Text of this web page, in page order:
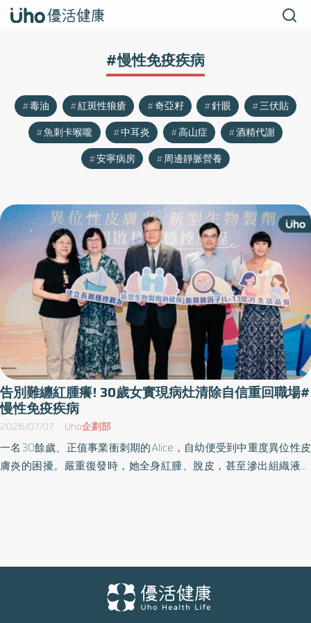
#慢性免疫疾病
毒油 紅斑性狼瘡 奇亞籽 針眼
三伏貼
魚刺卡喉嚨
中耳炎 高山症
酒精代謝
安寧病房
周邊靜脈營養
告別難纏紅腫癢! 30歲女實現病灶清除自信重回職場#
慢性免疫疾病
2026/07/07 Uho企劃部
一名30餘歲、正值事業衝刺期的Alice，自幼便受到中重度異位性皮
膚炎的困擾。嚴重復發時，她全身紅腫、脫皮，甚至滲出組織液，
險署已將新型生物製劑正式納入健保且給付使用2年，可使千位中重
度病友受益，有助於降低病友治療負擔，也提升治療的可近性。 不